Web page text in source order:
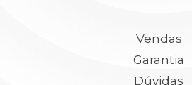
Vendas
Garantia
Dúvidas